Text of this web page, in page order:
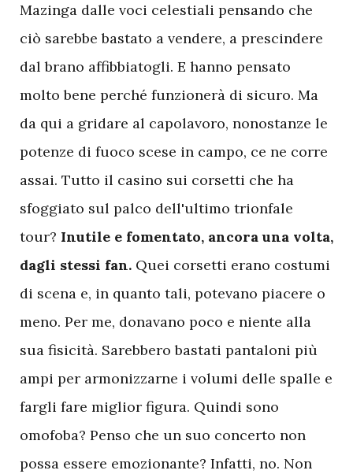
Mazinga dalle voci celestiali pensando che
ciò sarebbe bastato a vendere, a prescindere
dal brano affibbiatogli. E hanno pensato
molto bene perché funzionerà di sicuro. Ma
da qui a gridare al capolavoro, nonostanze le
potenze di fuoco scese in campo, ce ne corre
assai. Tutto il casino sui corsetti che ha
sfoggiato sul palco dell'ultimo trionfale
tour? Inutile e fomentato, ancora una volta,
dagli stessi fan. Quei corsetti erano costumi
di scena e, in quanto tali, potevano piacere o
meno. Per me, donavano poco e niente alla
sua fisicità. Sarebbero bastati pantaloni più
ampi per armonizzarne i volumi delle spalle e
fargli fare miglior figura. Quindi sono
omofoba? Penso che un suo concerto non
possa essere emozionante? Infatti, no. Non